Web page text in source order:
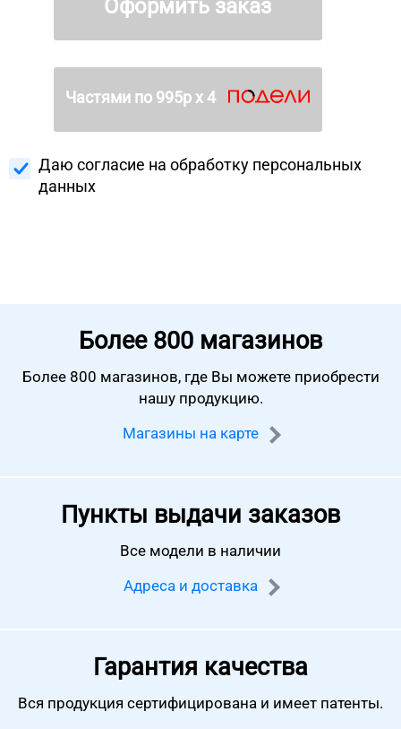
Оформить заказ
Частями по 995р х 4
Даю согласие на обработку персональных
данных
Более 800 магазинов
Более 800 магазинов, где Вы можете приобрести
нашу продукцию.
Магазины на карте
Пункты выдачи заказов
Все модели в наличии
Адреса и доставка
Гарантия качества
Вся продукция сертифицирована и имеет патенты.